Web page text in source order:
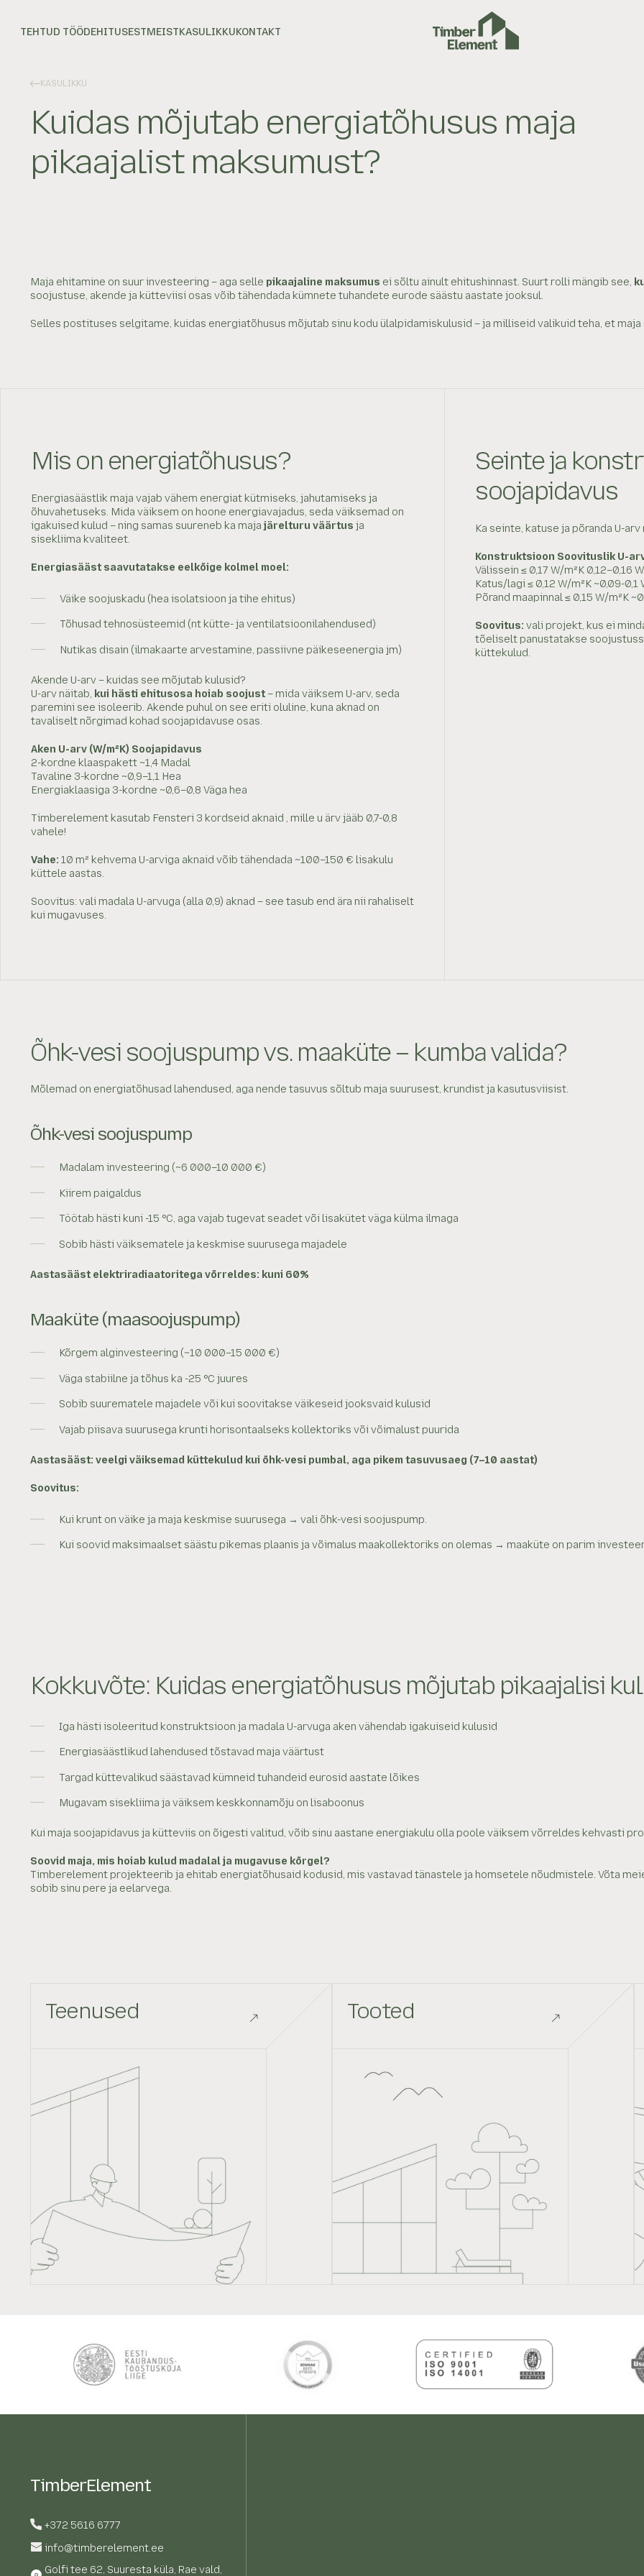
TEHTUD TÖÖDEHITUSESTMEISTKASULIKKUKONTAKT
KASULIKKU
Kuidas mõjutab energiatõhusus maja
pikaajalist maksumust?
Maja ehitamine on suur investeering – aga selle pikaajaline maksumus ei sõltu ainult ehitushinnast. Suurt rolli mängib see,
soojustuse, akende ja kütteviisi osas võib tähendada kümnete tuhandete eurode säästu aastate jooksul.
Selles postituses selgitame, kuidas energiatõhusus mõjutab sinu kodu ülalpidamiskulusid – ja milliseid valikuid teha, et
Mis on energiatõhusus?
Energiasäästlik maja vajab vähem energiat kütmiseks, jahutamiseks ja
õhuvahetuseks. Mida väiksem on hoone energiavajadus, seda väiksemad on
igakuised kulud – ning samas suureneb ka maja järelturu väärtus ja
sisekliima kvaliteet.
Energiasääst saavutatakse eelkõige kolmel moel:
Väike soojuskadu (hea isolatsioon ja tihe ehitus)
Tõhusad tehnosüsteemid (nt kütte- ja ventilatsioonilahendused)
Nutikas disain (ilmakaarte arvestamine, passiivne päikeseenergia jm)
Akende U-arv – kuidas see mõjutab kulusid?
U-arv näitab, kui hästi ehitusosa hoiab soojust – mida väiksem U-arv, seda
paremini see isoleerib. Akende puhul on see eriti oluline, kuna aknad on
tavaliselt nõrgimad kohad soojapidavuse osas.
Aken U-arv (W/m²K) Soojapidavus
2-kordne klaaspakett ~1,4 Madal
Tavaline 3-kordne ~0,9–1,1 Hea
Energiaklaasiga 3-kordne ~0,6–0,8 Väga hea
Timberelement kasutab Fensteri 3 kordseid aknaid , mille u ärv jääb 0,7-0,8
vahele!
Vahe: 10 m² kehvema U-arviga aknaid võib tähendada ~100–150 € lisakulu
küttele aastas.
Soovitus: vali madala U-arvuga (alla 0,9) aknad – see tasub end ära nii rahaliselt
kui mugavuses.
Seinte ja
soojapidavus
Ka seinte, katuse ja põranda U-
Konstruktsioon Soovituslik U-
Välissein ≤ 0,17 W/m²K 0,12–0,16
Katus/lagi ≤ 0,12 W/m²K ~0,09-0,1
Põrand maapinnal ≤ 0,15 W/m²K
Soovitus: vali projekt, kus ei
tõeliselt panustatakse
küttekulud.
Õhk-vesi soojuspump vs. maaküte – kumba valida?
Mõlemad on energiatõhusad lahendused, aga nende tasuvus sõltub maja suurusest, krundist ja kasutusviisist.
Õhk-vesi soojuspump
Madalam investeering (~6 000–10 000 €)
Kiirem paigaldus
Töötab hästi kuni -15 °C, aga vajab tugevat seadet või lisakütet väga külma ilmaga
Sobib hästi väiksematele ja keskmise suurusega majadele
Aastasääst elektriradiaatoritega võrreldes: kuni 60%
Maaküte (maasoojuspump)
Kõrgem alginvesteering (~10 000–15 000 €)
Väga stabiilne ja tõhus ka -25 °C juures
Sobib suurematele majadele või kui soovitakse väikeseid jooksvaid kulusid
Vajab piisava suurusega krunti horisontaalseks kollektoriks või võimalust puurida
Aastasääst: veelgi väiksemad küttekulud kui õhk-vesi pumbal, aga pikem tasuvusaeg (7–10 aastat)
Soovitus:
Kui krunt on väike ja maja keskmise suurusega → vali õhk-vesi soojuspump.
Kui soovid maksimaalset säästu pikemas plaanis ja võimalus maakollektoriks on olemas → maaküte on parim
Kokkuvõte: Kuidas energiatõhusus mõjutab pikaajalisi
Iga hästi isoleeritud konstruktsioon ja madala U-arvuga aken vähendab igakuiseid kulusid
Energiasäästlikud lahendused tõstavad maja väärtust
Targad küttevalikud säästavad kümneid tuhandeid eurosid aastate lõikes
Mugavam sisekliima ja väiksem keskkonnamõju on lisaboonus
Kui maja soojapidavus ja kütteviis on õigesti valitud, võib sinu aastane energiakulu olla poole väiksem võrreldes kehvasti
Soovid maja, mis hoiab kulud madalal ja mugavuse kõrgel?
Timberelement projekteerib ja ehitab energiatõhusaid kodusid, mis vastavad tänastele ja homsetele nõudmistele. Võta
sobib sinu pere ja eelarvega.
Teenused Tooted
TimberElement
+372 5616 6777
info@timberelement.ee
Golfi tee 62, Suuresta küla, Rae vald,